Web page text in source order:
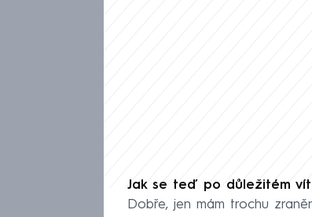
Jak se teď po důležitém
Dobře, jen mám trochu